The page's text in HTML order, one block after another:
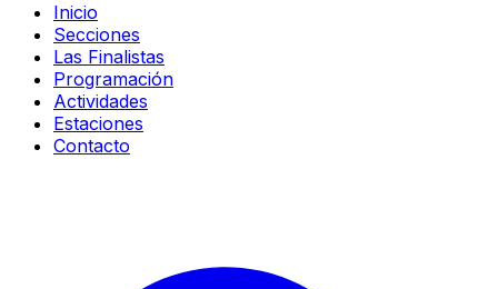
Inicio
Secciones
Las Finalistas
Programación
Actividades
Estaciones
Contacto